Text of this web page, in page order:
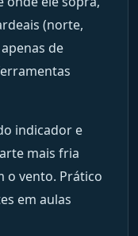
(norte,
de
indicador e
mais fria
o vento. Prático
em aulas